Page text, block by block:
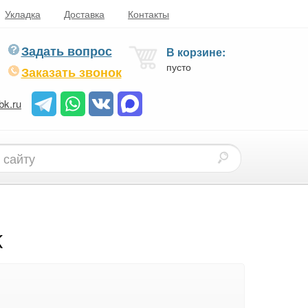
Укладка Доставка Контакты
Задать вопрос
Заказать звонок
В корзине:
пусто